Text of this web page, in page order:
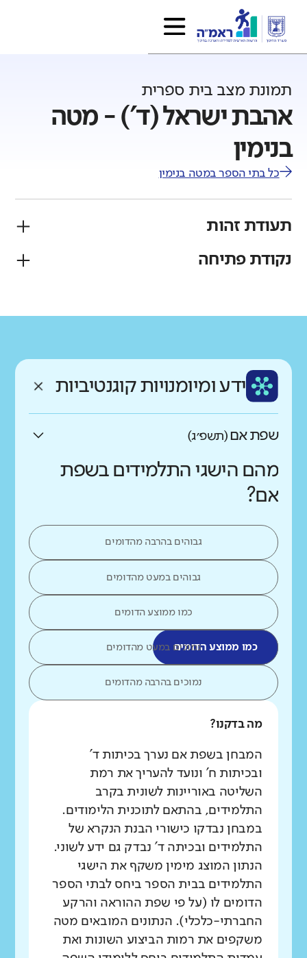
תמונת מצב בית ספרית
אהבת ישראל (ד') - מטה
בנימין
כל בתי הספר במטה בנימין
תעודת זהות
פיקוח
עברית צעיר
נקודת פתיחה
רקע חברתי כלכלי
נמוך ידע ומיומנויות קוגנטיביות
שפת אם(תשפ״ג)
מהם הישגי התלמידים בשפת
אם?
גבוהים בהרבה מהדומים
גבוהים במעט מהדומים
כמו ממוצע הדומים
כמו ממוצע הדומיםנמוכים במעט מהדומים
נמוכים בהרבה מהדומים
מה בדקנו?
המבחן בשפת אם נערך בכיתות ד'
ובכיתות ח' ונועד להעריך את רמת
השליטה באוריינות לשונית בקרב
התלמידים, בהתאם לתוכנית הלימודים.
במבחן נבדקו כישורי הבנת הנקרא של
התלמידים ובכיתה ד' נבדק גם ידע לשוני.
הנתון המוצג מימין משקף את הישגי
התלמידים בבית הספר ביחס לבתי הספר
הדומים לו (על פי שפת ההוראה והרקע
החברתי-כלכלי). הנתונים המובאים מטה
משקפים את רמות הביצוע השונות ואת